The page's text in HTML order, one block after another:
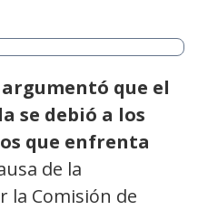
argumentó que el
se debió a los
que enfrenta
de la
la Comisión de